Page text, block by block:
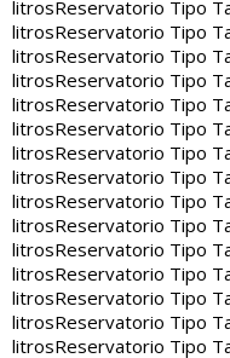
litrosReservatorio Tipo
litrosReservatorio Tipo
litrosReservatorio Tipo
litrosReservatorio Tipo
litrosReservatorio Tipo
litrosReservatorio Tipo
litrosReservatorio Tipo
litrosReservatorio Tipo
litrosReservatorio Tipo
litrosReservatorio Tipo
litrosReservatorio Tipo
litrosReservatorio Tipo
litrosReservatorio Tipo
litrosReservatorio Tipo
litrosReservatorio Tipo